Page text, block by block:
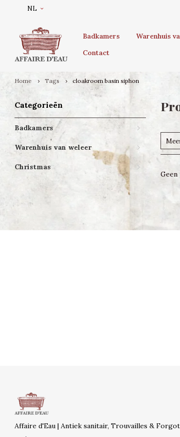
NL
Badkamers Warenhuis
Contact
Home Tags cloakroom basin siphon
Categorieën
Badkamers
Warenhuis van weleer
Christmas
Geen
Affaire d'Eau | Antiek sanitair, Trouvailles &